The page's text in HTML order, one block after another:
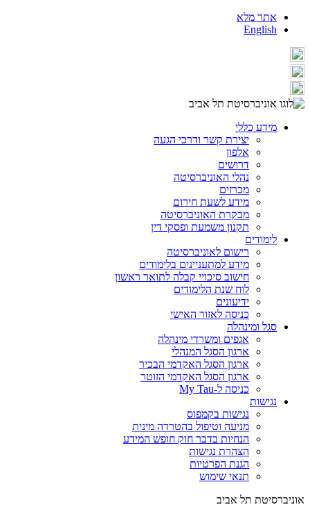
אתר מלא
English
מידע כללי
יצירת קשר ודרכי הגעה
אלפון
דרושים
נהלי האוניברסיטה
מכרזים
מידע לשעת חירום
מבקרת האוניברסיטה
תקנון משמעת ופסקי דין
לימודים
רישום לאוניברסיטה
מידע למתעניינים בלימודים
חישוב סיכויי קבלה לתואר ראשון
לוח שנת הלימודים
ידיעונים
כניסה לאזור האישי
סגל ומינהלה
אגפים ומשרדי מינהלה
ארגון הסגל המנהלי
ארגון הסגל האקדמי הבכיר
ארגון הסגל האקדמי הזוטר
כניסה ל-My Tau
נגישות
נגישות בקמפוס
מניעה וטיפול בהטרדה מינית
הנחיות בדבר חוק חופש המידע
הצהרת נגישות
הגנת הפרטיות
תנאי שימוש
אוניברסיטת תל אביב